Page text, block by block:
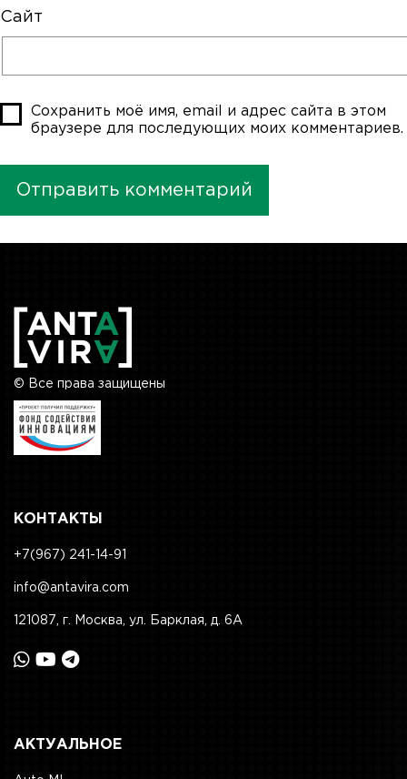
Сайт
Сохранить моё имя, email и адрес сайта в этом
браузере для последующих моих комментариев.
© Все права защищены
КОНТАКТЫ
+7(967) 241-14-91
info@antavira.com
121087, г. Москва, ул. Барклая, д. 6А
АКТУАЛЬНОЕ